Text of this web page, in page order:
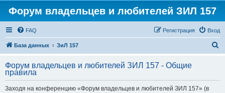
Форум владельцев и любителей ЗИЛ 157
FAQ Вход
Регистрация
База данных ЗиЛ 157
с
Форум владельцев и любителей ЗИЛ 157 - Общие
правила
Заходя на конференцию «Форум владельцев и любителей ЗИЛ 157» (в